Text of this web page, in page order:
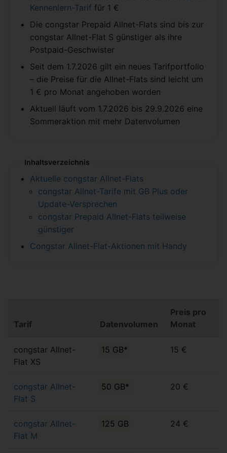
Kennenlern-Tarif für 1 €
Die congstar Prepaid Allnet-Flats sind bis zur
congstar Allnet-Flat S günstiger als ihre
Postpaid-Geschwister
Seit dem 1.7.2026 gilt ein neues Tarifportfolio
– die Preise für die Allnet-Flats sind leicht um
1 € pro Monat angehoben worden
Aktuell läuft vom 1.7.2026 bis 29.9.2026 eine
Sommeraktion mit mehr Datenvolumen
Inhaltsverzeichnis
Aktuelle congstar Allnet-Flats
congstar Allnet-Tarife mit GB Plus oder
Update-Versprechen
congstar Prepaid Allnet-Flats teilweise
günstiger
Congstar Allnet-Flat-Aktionen mit Handy
Tarif Datenvolumen
Preis pro
Monat
congstar Allnet-
Flat XS
15 GB* 15 €
congstar Allnet-
Flat S
50 GB* 20 €
congstar Allnet-
Flat M
125 GB 24 €